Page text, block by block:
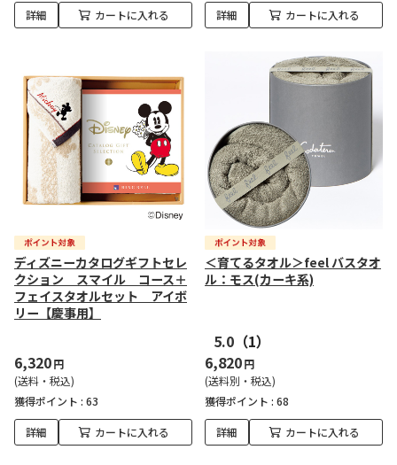
詳細 カートに入れる 詳細 カートに入れる
ディズニーカタログギフトセレ
クション スマイル コース＋
フェイスタオルセット アイボ
リー【慶事用】
6,320円
(送料・税込)
獲得ポイント : 63
詳細 カートに入れる
＜育てるタオル＞feel バスタオ
ル：モス(カーキ系)
5.0 （1）
6,820円
(送料別・税込)
獲得ポイント : 68
詳細 カートに入れる